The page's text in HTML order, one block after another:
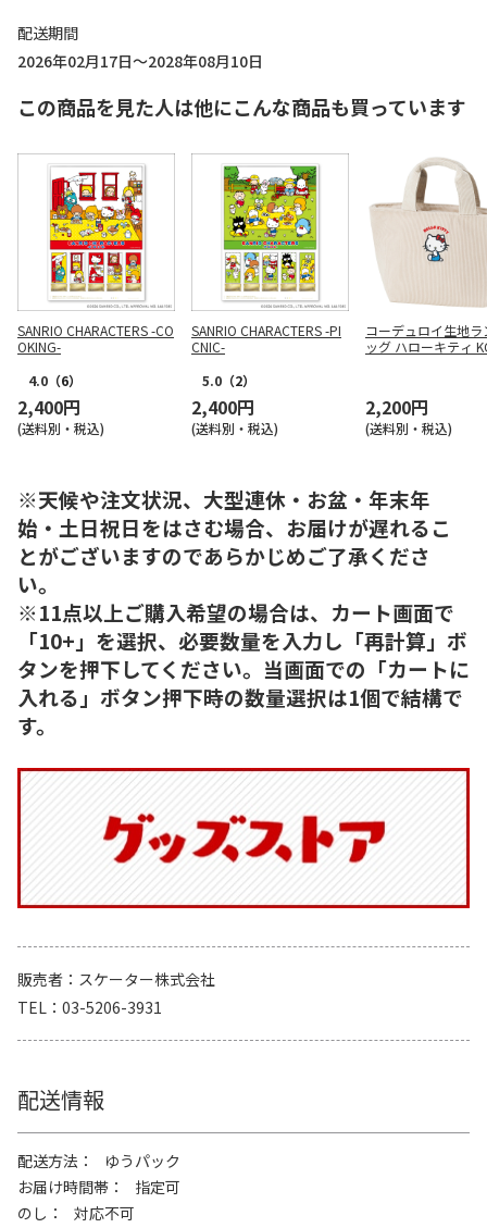
配送期間
2026年02月17日～2028年08月10日
この商品を見た人は他にこんな商品も買っています
SANRIO CHARACTERS -CO
OKING-
4.0 （6）
2,400円
(送料別・税込)
SANRIO CHARACTERS -PI
CNIC-
5.0 （2）
2,400円
(送料別・税込)
コーデュロイ生地ラ
ッグ ハローキティ
2,200円
(送料別・税込)
※天候や注文状況、大型連休・お盆・年末年
始・土日祝日をはさむ場合、お届けが遅れるこ
とがございますのであらかじめご了承くださ
い。
※11点以上ご購入希望の場合は、カート画面で
「10+」を選択、必要数量を入力し「再計算」ボ
タンを押下してください。当画面での「カートに
入れる」ボタン押下時の数量選択は1個で結構で
す。
販売者
スケーター株式会社
TEL
03-5206-3931
配送情報
配送方法
ゆうパック
お届け時間帯
指定可
のし
対応不可